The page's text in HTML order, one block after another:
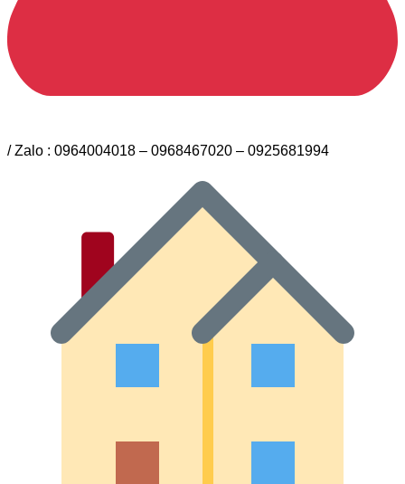
/ Zalo : 0964004018 – 0968467020 – 0925681994